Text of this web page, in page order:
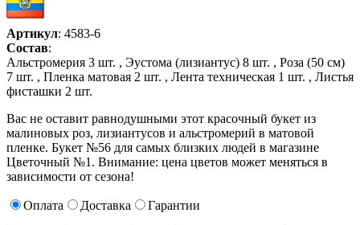
Артикул: 4583-6
Состав:
Альстромерия 3 шт. , Эустома (лизиантус) 8 шт. , Роза (50 см)
7 шт. , Пленка матовая 2 шт. , Лента техническая 1 шт. , Листья
фисташки 2 шт.
Вас не оставит равнодушными этот красочный букет из
малиновых роз, лизиантусов и альстромерий в матовой
пленке. Букет №56 для самых близких людей в магазине
Цветочный №1. Внимание: цена цветов может меняться в
зависимости от сезона!
Оплата Доставка
Гарантии